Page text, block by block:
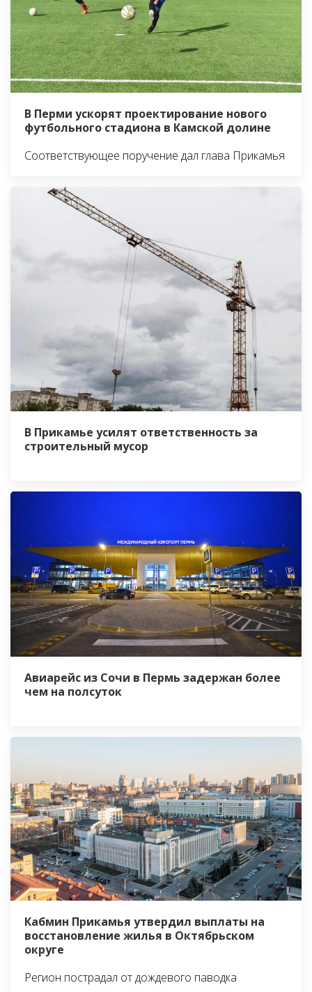
В Перми ускорят проектирование нового
футбольного стадиона в Камской долине
Соответствующее поручение дал глава Прикамья
В Прикамье усилят ответственность за
строительный мусор
Авиарейс из Сочи в Пермь задержан более
чем на полсуток
Кабмин Прикамья утвердил выплаты на
восстановление жилья в Октябрьском
округе
Регион пострадал от дождевого паводка